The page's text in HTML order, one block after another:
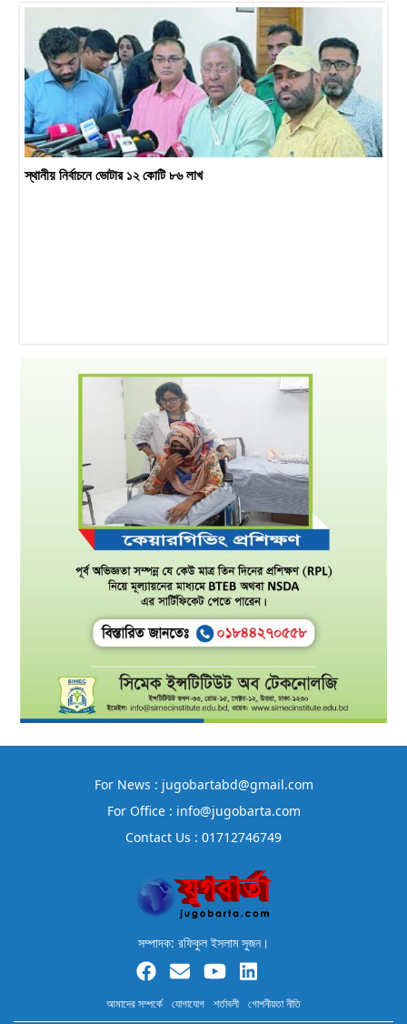
স্থানীয় নির্বাচনে ভোটার ১২ কোটি ৮৬ লাখ
For News : jugobartabd@gmail.com
For Office : info@jugobarta.com
Contact Us : 01712746749
সম্পাদক: রফিকুল ইসলাম সুজন।
আমাদের সম্পর্কে যোগাযোগ শর্তাবলী গোপনীয়তা নীতি